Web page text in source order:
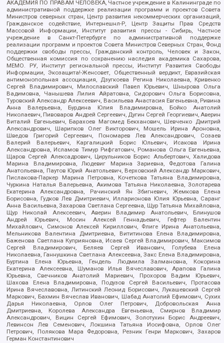
АКАДЕМИЯ ПО ПРАВАМ ЧЕЛОВЕКА, Частное учреждение в Калининграде по
административной поддержке реализации программ и проектов Совета
Министров северных стран, Центр развития некоммерческих организаций,
Гражданское содействие, Интернешнл-Р, Центр Защиты Прав Средств
Массовой Информации, Институт развития прессы - Сибирь, Частное
учреждение в Санкт-Петербурге по административной поддержке
реализации программ и проектов Совета Министров Северных Стран, Фонд
поддержки свободы прессы, Гражданский контроль, Человек и Закон,
Общественная комиссия по сохранению наследия академика Сахарова,
МЕМО. РУ, Институт региональной прессы, Институт Развития Свободы
Информации, Экозащита!-Женсовет, Общественный вердикт, Евразийская
антимонопольная ассоциация, Дзугкоева Регина Николаевна, Кривенко
Сергей Владимирович, Милославский Павел Юрьевич, Шнырова Ольга
Вадимовна, Чанышева Лилия Айратовна, Сидорович Ольга Борисовна,
Туровский Александр Алексеевич, Васильева Анастасия Евгеньевна, Ривина
Анна Валерьевна, Бурдина Юлия Владимировна, Бойко Анатолий
Николаевич, Пивоваров Андрей Сергеевич, Дугин Сергей Георгиевич, Аверин
Виталий Евгеньевич, Барахоев Магомед Бекханович, Шевченко Дмитрий
Александрович, Шарипков Олег Викторович, Мошель Ирина Ароновна,
Шведов Григорий Сергеевич, Пономарев Лев Александрович, Созаев
Валерий Валерьевич, Каргалицкий Борис Юльевич, Исакова Ирина
Александровна, Исламов Тимур Рифгатович, Романова Ольга Евгеньевна,
Щаров Сергей Алексадрович, Цирульников Борис Альбертович, Халидова
Марина Владимировна, Людевиг Марина Зариевна, Федотова Галина
Анатольевна, Паутов Юрий Анатольевич, Верховский Александр Маркович,
Пислакова-Паркер Марина Петровна, Кочеткова Татьяна Владимировна,
Чуркина Наталья Валерьевна, Акимова Татьяна Николаевна, Золотарева
Екатерина Александровна, Рачинский Ян Збигневич, Жемкова Елена
Борисовна, Гудков Лев Дмитриевич, Илларионова Юлия Юрьевна, Саранг
Анна Васильевна, Захарова Светлана Сергеевна, Щур Татьяна Михайловна,
Щур Николай Алексеевич, Аверин Владимир Анатольевич, Блинушов
Андрей Юрьевич, Мосин Алексей Геннадьевич, Гефтер Валентин
Михайлович, Симонов Алексей Кириллович, Флиге Ирина Анатольевна,
Мельникова Валентина Дмитриевна, Вититинова Елена Владимировна,
Баженова Светлана Куприяновна, Исаев Сергей Владимирович, Максимов
Сергей Владимирович, Беляев Сергей Иванович, Голубева Елена
Николаевна, Ганнушкина Светлана Алексеевна, Закс Елена Владимировна,
Буртина Елена Юрьевна, Гендель Людмила Залмановна, Кокорина
Екатерина Алексеевна, Шуманов Илья Вячеславович, Арапова Галина
Юрьевна, Свечников Анатолий Мариевич, Прохоров Вадим Юрьевич,
Шахова Елена Владимировна, Подузов Сергей Васильевич, Протасова
Ирина Вячеславовна, Литинский Леонид Борисович, Лукашевский Сергей
Маркович, Бахмин Вячеслав Иванович, Шабад Анатолий Ефимович, Сухих
Дарья Николаевна, Орлов Олег Петрович, Добровольская Анна
Дмитриевна, Королева Александра Евгеньевна, Смирнов Владимир
Александрович, Вицин Сергей Ефимович, Золотухин Борис Андреевич,
Левинсон Лев Семенович, Локшина Татьяна Иосифовна, Орлов Олег
Петрович, Полякова Мара Федоровна, Резник Генри Маркович, Захаров
Герман Константинович